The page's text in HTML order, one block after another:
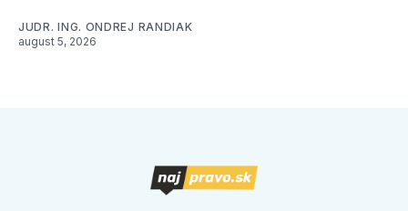
JUDR. ING. ONDREJ RANDIAK
august 5, 2026